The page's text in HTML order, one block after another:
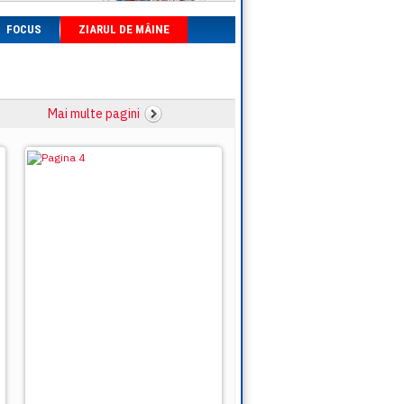
FOCUS ZIARUL DE MÂINE
Mai multe pagini